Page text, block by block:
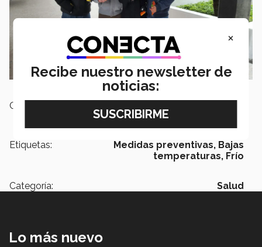
Campus:
Etiquetas: Medidas preventivas, Bajas
temperaturas, Frío
Categoría: Salud
Lo más nuevo
×
Recibe nuestro newsletter de
noticias: